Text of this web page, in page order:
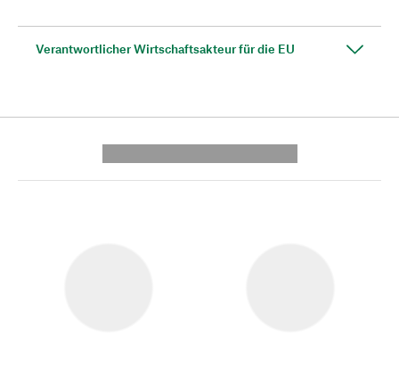
Verantwortlicher Wirtschaftsakteur für die EU